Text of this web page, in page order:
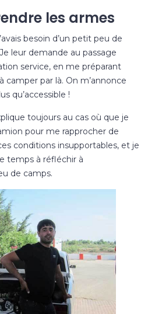
les armes
besoin d’un petit peu de
leur demande au passage
service, en me préparant
par là. On m’annonce
qu’accessible !
toujours au cas où que je
pour me rapprocher de
conditions insupportables, et je
temps à réfléchir à
de camps.